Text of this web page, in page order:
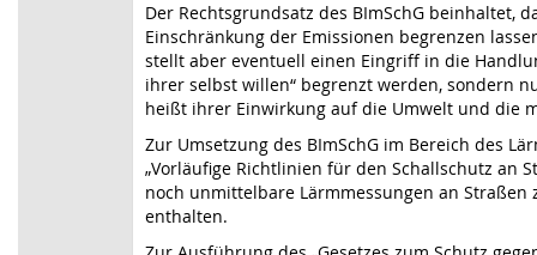
Der Rechtsgrundsatz des BImSchG beinhaltet,
Einschränkung der Emissionen begrenzen
stellt aber eventuell einen Eingriff in die
ihrer selbst willen“ begrenzt werden, sondern
heißt ihrer Einwirkung auf die Umwelt und die
Zur Umsetzung des BImSchG im Bereich des
„Vorläufige Richtlinien für den Schallschutz an
noch unmittelbare Lärmmessungen an
enthalten.